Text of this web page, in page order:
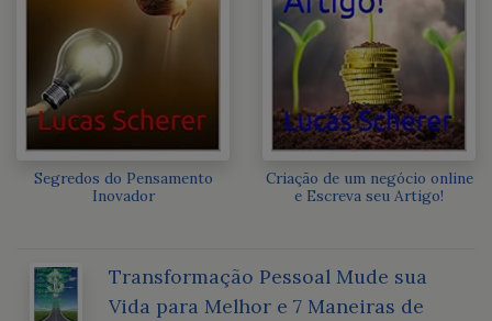
Segredos do Pensamento
Inovador
Criação de um negócio online
e Escreva seu Artigo!
Transformação Pessoal Mude sua
Vida para Melhor e 7 Maneiras de